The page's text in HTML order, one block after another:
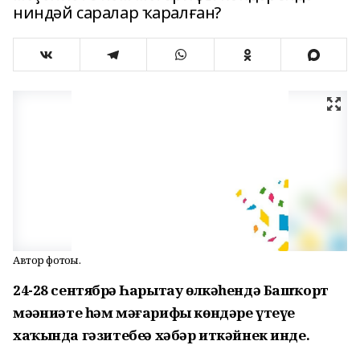
ниндәй саралар ҡаралған?
Автор фотоһы.
24-28 сентябрҙә Һарытау өлкәһендә Башҡорт
мәҙәниәте һәм мәғарифы көндәре үтеүе
хаҡында гәзитебеҙҙә хәбәр иткәйнек инде.